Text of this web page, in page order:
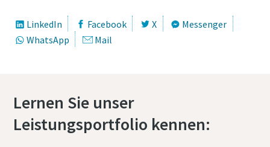
LinkedIn Facebook X
Messenger
WhatsApp
Mail
Lernen Sie unser
Leistungsportfolio kennen: